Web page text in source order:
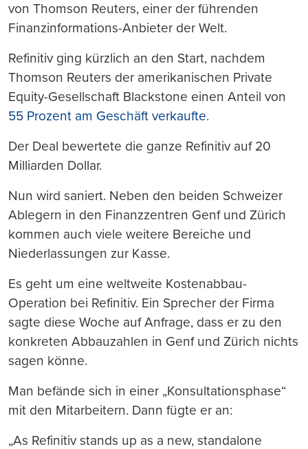
von Thomson Reuters, einer der führenden
Finanzinformations-Anbieter der Welt.
Refinitiv ging kürzlich an den Start, nachdem
Thomson Reuters der amerikanischen Private
Equity-Gesellschaft Blackstone einen Anteil von
55 Prozent am Geschäft verkaufte.
Der Deal bewertete die ganze Refinitiv auf 20
Milliarden Dollar.
Nun wird saniert. Neben den beiden Schweizer
Ablegern in den Finanzzentren Genf und Zürich
kommen auch viele weitere Bereiche und
Niederlassungen zur Kasse.
Es geht um eine weltweite Kostenabbau-
Operation bei Refinitiv. Ein Sprecher der Firma
sagte diese Woche auf Anfrage, dass er zu den
konkreten Abbauzahlen in Genf und Zürich nichts
sagen könne.
Man befände sich in einer „Konsultationsphase“
mit den Mitarbeitern. Dann fügte er an:
„As Refinitiv stands up as a new, standalone